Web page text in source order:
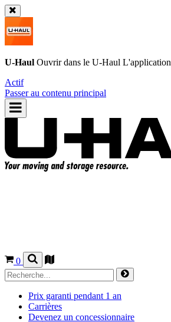
U-Haul Ouvrir dans le U-Haul L'application
Actif
Passer au contenu principal
0
Prix garanti pendant 1 an
Carrières
Devenez un concessionnaire